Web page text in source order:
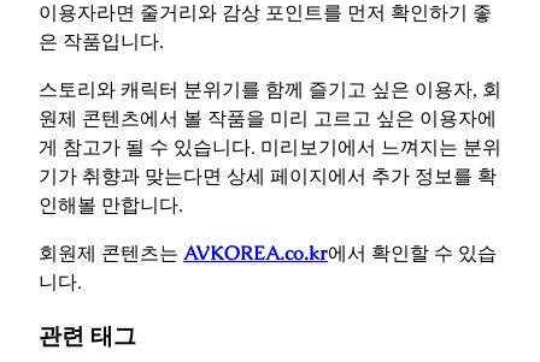
이용자라면 줄거리와 감상 포인트를 먼저 확인하기 좋
은 작품입니다.
스토리와 캐릭터 분위기를 함께 즐기고 싶은 이용자, 회
원제 콘텐츠에서 볼 작품을 미리 고르고 싶은 이용자에
게 참고가 될 수 있습니다. 미리보기에서 느껴지는 분위
기가 취향과 맞는다면 상세 페이지에서 추가 정보를 확
인해볼 만합니다.
회원제 콘텐츠는 AVKOREA.co.kr에서 확인할 수 있습
니다.
관련 태그